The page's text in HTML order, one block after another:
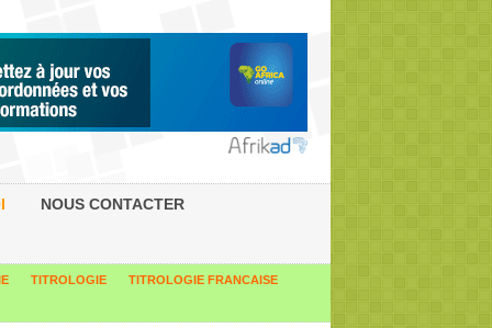
NOUS CONTACTER
TITROLOGIE TITROLOGIE FRANCAISE